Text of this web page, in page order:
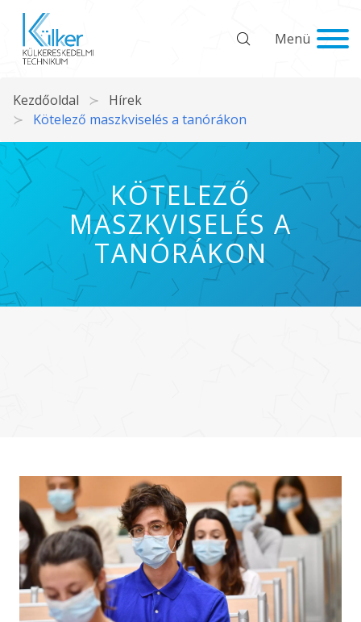
Menü
Kezdőoldal
Hírek
Kötelező maszkviselés a tanórákon
KÖTELEZŐ
MASZKVISELÉS A
TANÓRÁKON